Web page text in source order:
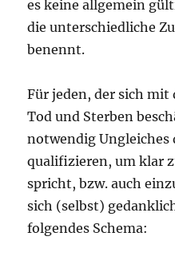
es keine allgemein
die unterschiedliche
benennt.
Für jeden, der sich
Tod und Sterben
notwendig Ungleiches
qualifizieren, um klar
spricht, bzw. auch
sich (selbst)
folgendes Schema: